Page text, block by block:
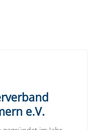
e.V.